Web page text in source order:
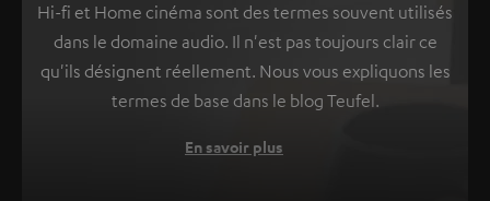
Hi-fi et Home cinéma sont des termes souvent utilisés
dans le domaine audio. Il n'est pas toujours clair ce
qu'ils désignent réellement. Nous vous expliquons les
termes de base dans le blog Teufel.
En savoir plus